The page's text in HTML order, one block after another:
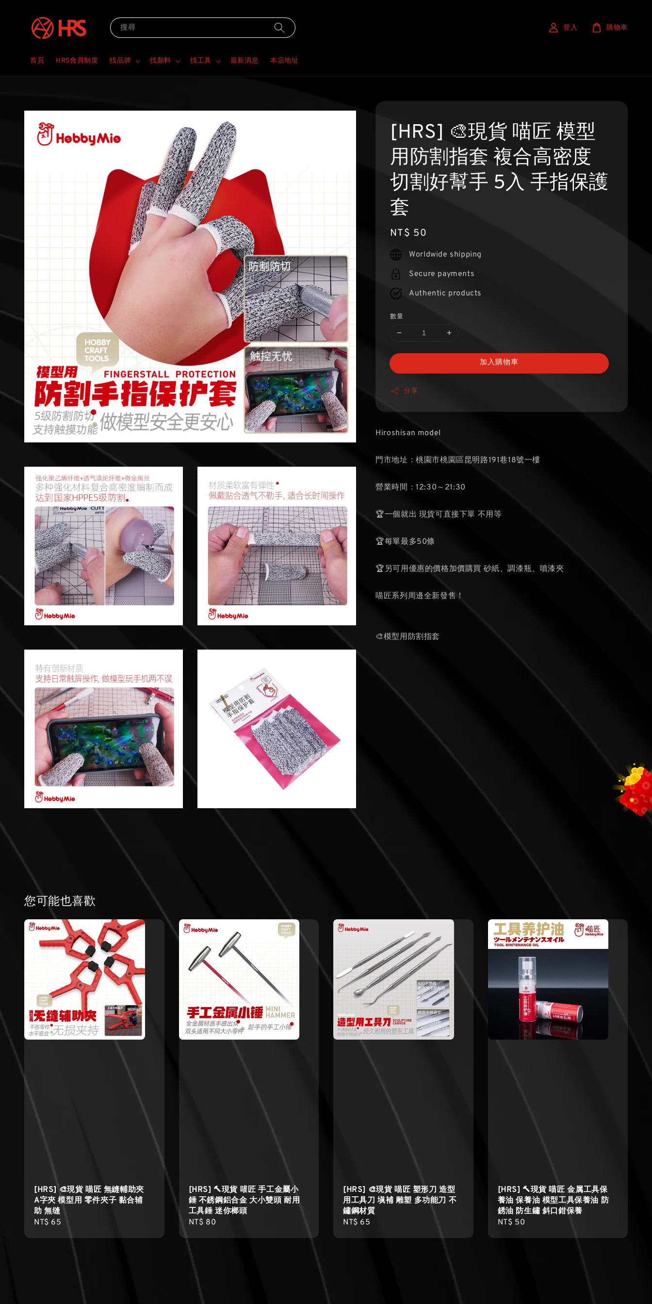
搜尋
首頁 HRS會員制度 找品牌 找顏料 找工具 最新消息 本店地址
登入 購物車
[HRS] 🎨現貨 喵匠 模型
用防割指套 複合高密度
切割好幫手 5入 手指保護
套
Regular
price
NT$ 50
Worldwide shipping
Secure payments
Authentic products
數量
加入購物車
分享
Hiroshisan model
門市地址：桃園市桃園區昆明路191巷18號一樓
營業時間：12:30～21:30
🏆一個就出 現貨可直接下單 不用等
🏆每單最多50條
🏆另可用優惠的價格加價購買 砂紙、調漆瓶、噴漆夾
喵匠系列周邊全新發售！
🎨模型用防割指套
您可能也喜歡
[HRS] 🎨現貨 喵匠 無縫輔助夾
A字夾 模型用 零件夾子 黏合辅
助 無缝
Regular
NT$ 65
[HRS] 🔨現貨 喵匠 手工金屬小
錘 不銹鋼鋁合金 大小雙頭 耐用
工具錘 迷你榔頭
Regular
NT$ 80
[HRS] 🎨現貨 喵匠 塑形刀 造型
用工具刀 塡補 雕塑 多功能刀 不
鏽鋼材質
Regular
NT$ 65
[HRS] 🔨現貨 喵匠 金属工具保
養油 保養油 模型工具保養油 防
銹油 防生鏽 斜口鉗保養
Regular
NT$ 50